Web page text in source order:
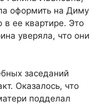
оформить на Диму
ее квартире. Это
уверяла, что они
заседаний
Оказалось, что
подделал